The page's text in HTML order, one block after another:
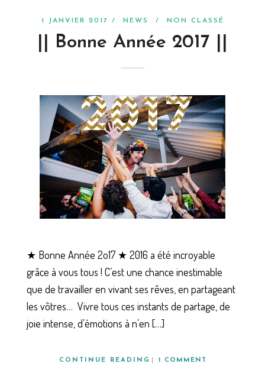
1 JANVIER 2017 / NEWS / NON CLASSÉ
|| Bonne Année 2017 ||
★ Bonne Année 2o17 ★ 2016 a été incroyable
grâce à vous tous ! C’est une chance inestimable
que de travailler en vivant ses rêves, en partageant
les vôtres… Vivre tous ces instants de partage, de
joie intense, d’émotions à n’en […]
CONTINUE READING 1 COMMENT